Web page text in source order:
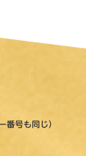
号も同じ）